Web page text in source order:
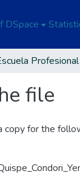
DSpace
file
copy for the